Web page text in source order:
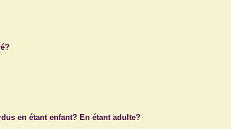
en étant enfant? En étant adulte?